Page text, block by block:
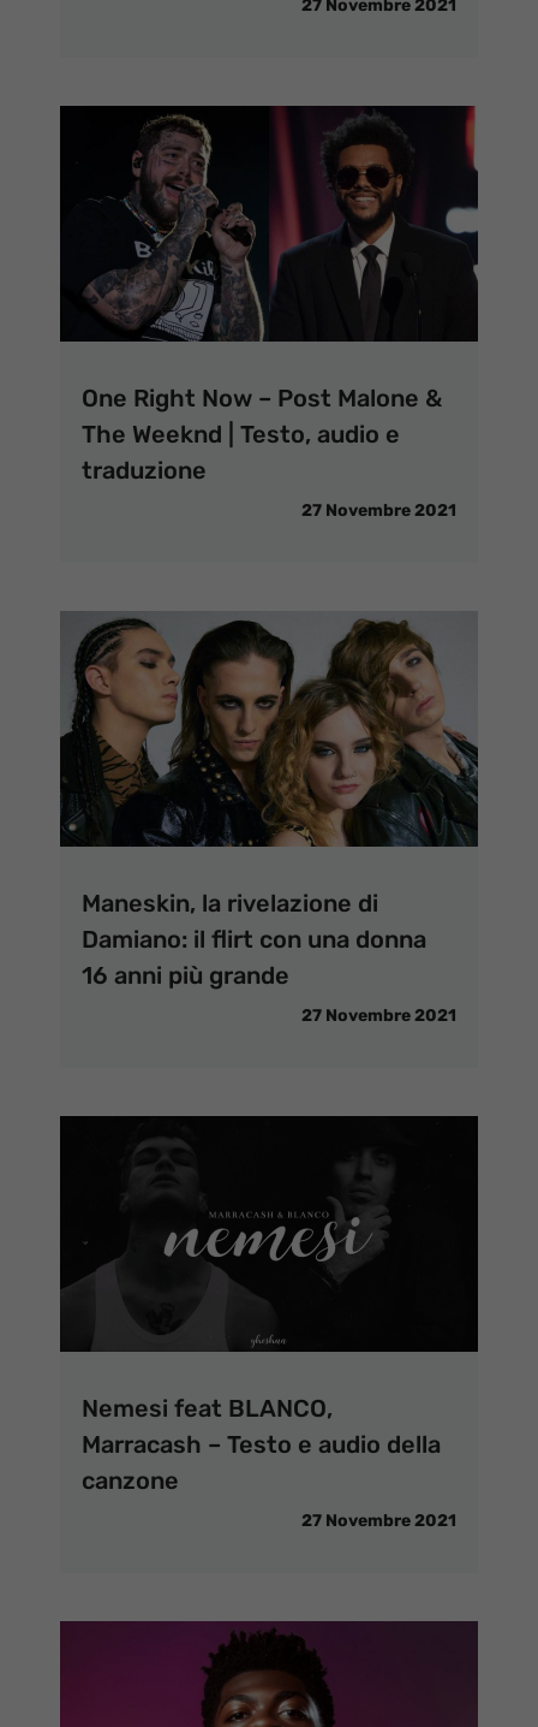
27 Novembre 2021
One Right Now – Post Malone &
The Weeknd | Testo, audio e
traduzione
27 Novembre 2021
Maneskin, la rivelazione di
Damiano: il flirt con una donna
16 anni più grande
27 Novembre 2021
Nemesi feat BLANCO,
Marracash – Testo e audio della
canzone
27 Novembre 2021